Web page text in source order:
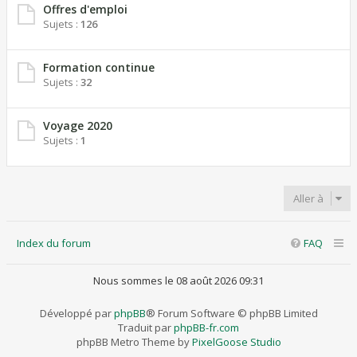
Offres d'emploi
Sujets : 126
Formation continue
Sujets : 32
Voyage 2020
Sujets : 1
Aller à
Index du forum FAQ
Nous sommes le 08 août 2026 09:31
Développé parphpBB® Forum Software © phpBB Limited
Traduit parphpBB-fr.com
phpBB Metro Theme byPixelGoose Studio